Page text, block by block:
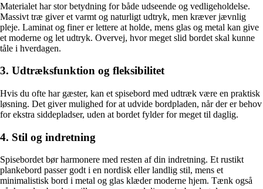
Materialet har stor betydning for både udseende og vedligeholdelse.
Massivt træ giver et varmt og naturligt udtryk, men kræver jævnlig
pleje. Laminat og finer er lettere at holde, mens glas og metal kan give
et moderne og let udtryk. Overvej, hvor meget slid bordet skal kunne
tåle i hverdagen.
3. Udtræksfunktion og fleksibilitet
Hvis du ofte har gæster, kan et spisebord med udtræk være en praktisk
løsning. Det giver mulighed for at udvide bordpladen, når der er behov
for ekstra siddepladser, uden at bordet fylder for meget til daglig.
4. Stil og indretning
Spisebordet bør harmonere med resten af din indretning. Et rustikt
plankebord passer godt i en nordisk eller landlig stil, mens et
minimalistisk bord i metal og glas klæder moderne hjem. Tænk også